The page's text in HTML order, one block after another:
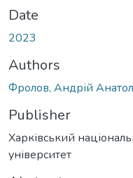
Date
2023
Authors
Фролов, Андрій
Publisher
Харківський
університет